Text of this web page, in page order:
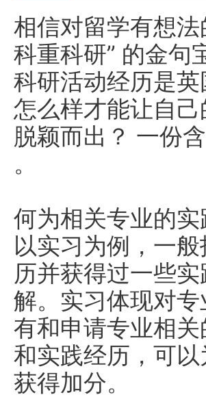
相信对留学有想
科重科研” 的金句
科研活动经历是
怎么样才能让自
脱颖而出？ 一份
。
何为相关专业的
以实习为例，一
历并获得过一些
解。实习体现对
有和申请专业相
和实践经历，可
获得加分。